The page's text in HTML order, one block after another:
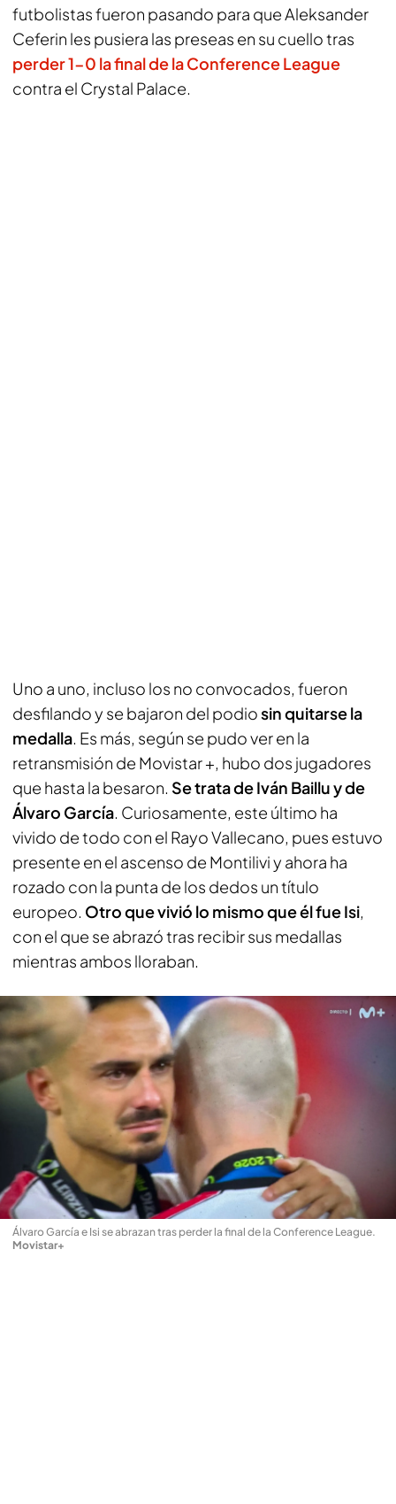
futbolistas fueron pasando para que Aleksander
Ceferin les pusiera las preseas en su cuello tras
perder 1-0 la final de la Conference League
contra el Crystal Palace.
Uno a uno, incluso los no convocados, fueron
desfilando y se bajaron del podiosin quitarse la
medalla. Es más, según se pudo ver en la
retransmisión de Movistar +, hubo dos jugadores
que hasta la besaron. Se trata de Iván Baillu y de
Álvaro García. Curiosamente, este último ha
vivido de todo con el Rayo Vallecano, pues estuvo
presente en el ascenso de Montilivi y ahora ha
rozado con la punta de los dedos un título
europeo. Otro que vivió lo mismo que él fue Isi,
con el que se abrazó tras recibir sus medallas
mientras ambos lloraban.
Álvaro García e Isi se abrazan tras perder la final de la Conference League.
Movistar+